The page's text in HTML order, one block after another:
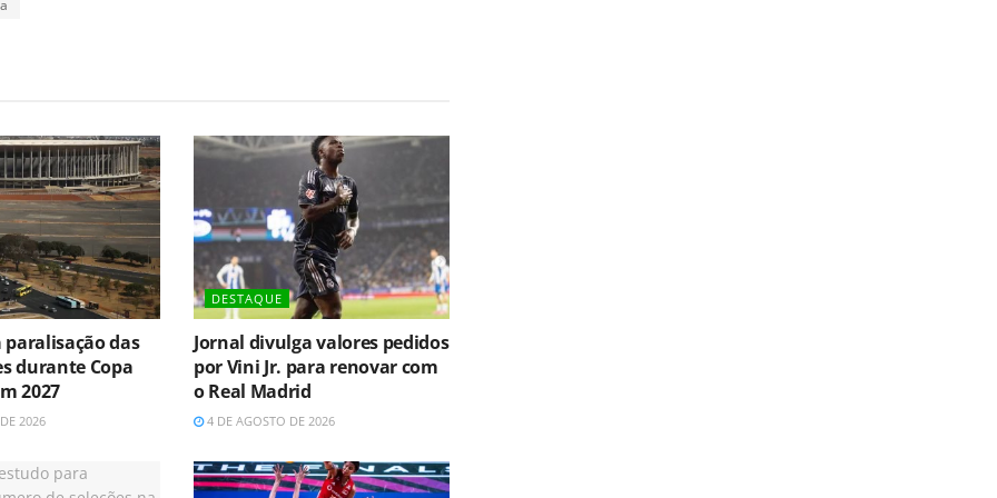
paralisação das
durante Copa
2027
2026
DESTAQUE
Jornal divulga valores pedidos
por Vini Jr. para renovar com
o Real Madrid
4 DE AGOSTO DE 2026